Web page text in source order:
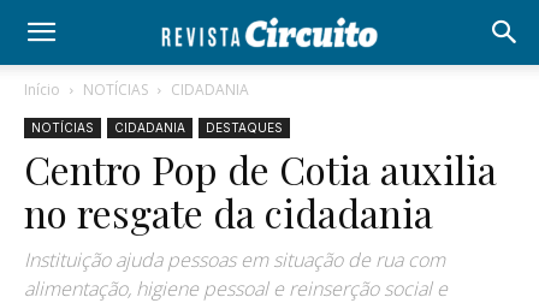
Início NOTÍCIAS CIDADANIA
NOTÍCIAS CIDADANIA DESTAQUES
Centro Pop de Cotia auxilia
no resgate da cidadania
Instituição ajuda pessoas em situação de rua com
alimentação, higiene pessoal e reinserção social e